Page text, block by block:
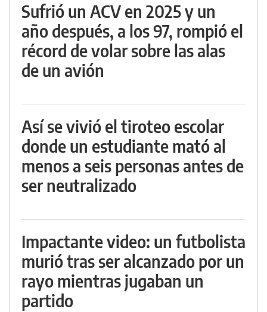
Sufrió un ACV en 2025 y un
año después, a los 97, rompió el
récord de volar sobre las alas
de un avión
Así se vivió el tiroteo escolar
donde un estudiante mató al
menos a seis personas antes de
ser neutralizado
Impactante video: un futbolista
murió tras ser alcanzado por un
rayo mientras jugaban un
partido